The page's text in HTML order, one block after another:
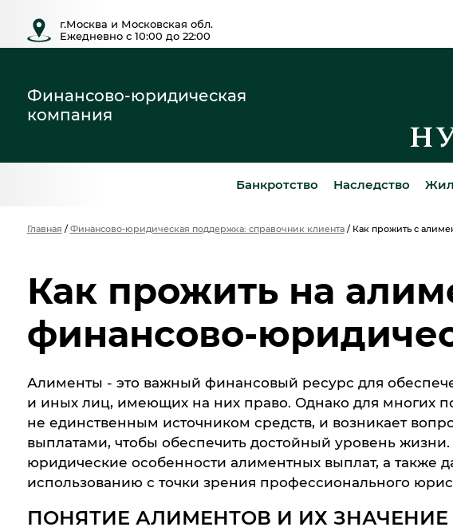
г.Москва и Московская обл.
Ежедневно с 10:00 до 22:00
Финансово-юридическая
компания
Банкротство Наследство
Главная / Финансово-юридическая поддержка: справочник клиента/ Как прожить с
Как прожить на
финансово-
Алименты - это важный финансовый ресурс для
и иных лиц, имеющих на них право. Однако для многих
не единственным источником средств, и возникает
выплатами, чтобы обеспечить достойный уровень
юридические особенности алиментных выплат, а также
использованию с точки зрения профессионального
ПОНЯТИЕ АЛИМЕНТОВ И ИХ ЗНАЧЕНИЕ